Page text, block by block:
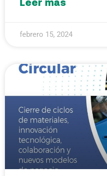
febrero 15, 2024